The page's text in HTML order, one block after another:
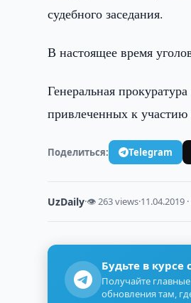
судебного заседания.
В настоящее время
Генеральная
привлеченных к участию
Поделиться: Telegram
UzDaily·👁 263 views·11.04.2019
Будьте в курсе
Получайте
обновления там,